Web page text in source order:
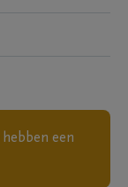
hebben een